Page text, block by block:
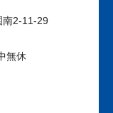
2-11-29
無休